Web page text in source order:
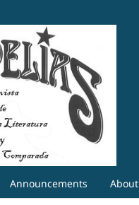
Announcements About